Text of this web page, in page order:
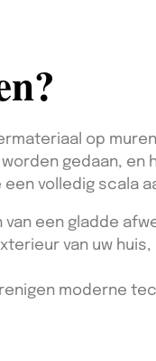
op
gedaan,
volledig scala
een gladde
van uw
moderne